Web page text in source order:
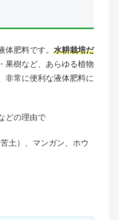
肥料です。 水耕栽培だ
・果樹など、あらゆる植物
非常に便利な液体肥料に
どの理由で
苦土）、マンガン、ホウ